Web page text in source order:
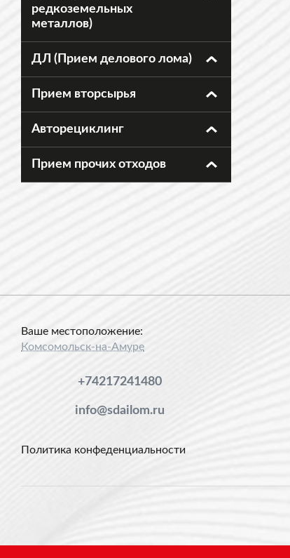
редкоземельных
металлов)
ДЛ (Прием делового лома)
Прием вторсырья
Авторециклинг
Прием прочих отходов
Ваше местоположение:
Комсомольск-на-Амуре
+74217241480
info@sdailom.ru
Политика конфеденциальности